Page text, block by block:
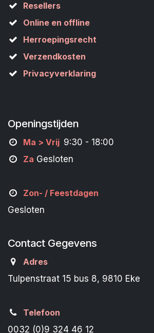
Resellers
Online en offline
Herroepingsrecht
Verzendkosten
Privacyverklaring
Openingstijden
Ma > Vrij 9:30 - 18:00
Za Gesloten
Zon- / Feestdagen
Gesloten
Contact Gegevens
Adres
Tulpenstraat 15 bus 8, 9810 Eke
Telefoon
0032 (0)9 324 46 12